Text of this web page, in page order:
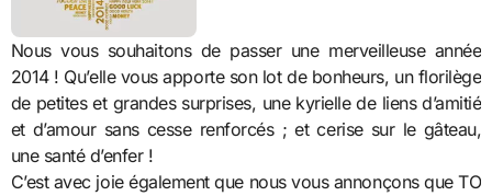
Nous vous souhaitons de passer une merveilleuse année
2014 ! Qu’elle vous apporte son lot de bonheurs, un florilège
de petites et grandes surprises, une kyrielle de liens d’amitié
et d’amour sans cesse renforcés ; et cerise sur le gâteau,
une santé d’enfer !
C’est avec joie également que nous vous annonçons que TO